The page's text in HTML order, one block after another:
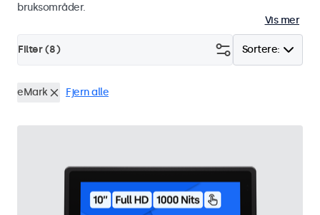
bruksområder.
Vis mer
Sortere:
Filter (8)
eMark Fjern alle